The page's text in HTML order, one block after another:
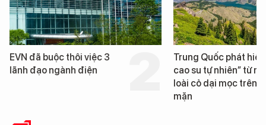
Trung Quốc phát hiện “mỏ
cao su tự nhiên” từ một
Loạt dự án bất động
Đà Nẵng sắp bị kiểm